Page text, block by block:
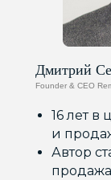
Дмитрий
Founder & CEO
16 лет
и
Автор